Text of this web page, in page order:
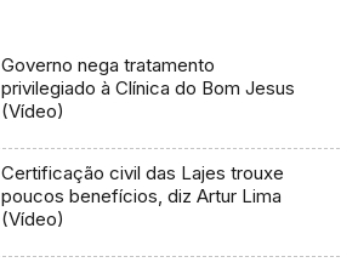
Governo nega tratamento
privilegiado à Clínica do Bom Jesus
(Vídeo)
Certificação civil das Lajes trouxe
poucos benefícios, diz Artur Lima
(Vídeo)